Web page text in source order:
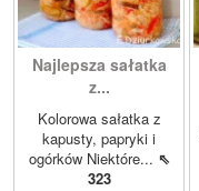
Najlepsza sałatka
z...
Kolorowa sałatka z
kapusty, papryki i
ogórków Niektóre... ⇖
323